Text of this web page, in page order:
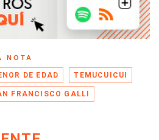
NOTA
DE EDAD TEMUCUICUI
FRANCISCO GALLI